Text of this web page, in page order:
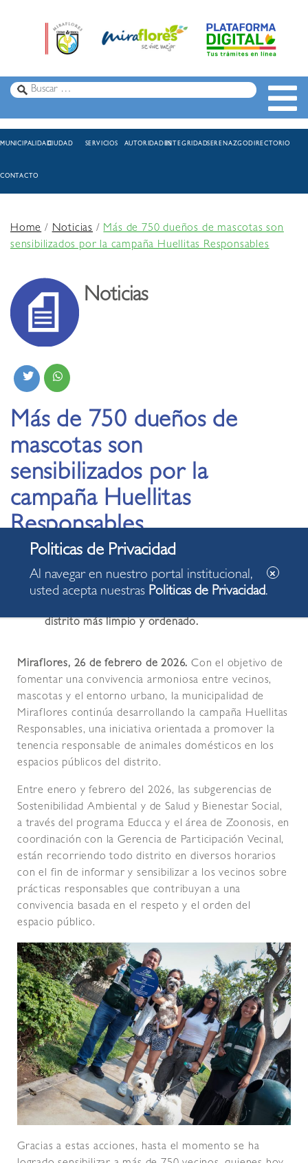
MUNICIPALIDADCIUDAD SERVICIOS AUTORIDADESINTEGRIDADSERENAZGODIRECTORIO
CONTACTO
Home/Noticias /Más de 750 dueños de mascotas son
sensibilizados por la campaña Huellitas Responsables
Noticias
Más de 750 dueños de
mascotas son
sensibilizados por la
campaña Huellitas
Responsables
26.02.2026
distrito más limpio y ordenado.
Miraflores, 26 de febrero de 2026. Con el objetivo de
fomentar una convivencia armoniosa entre vecinos,
mascotas y el entorno urbano, la municipalidad de
Miraflores continúa desarrollando la campaña Huellitas
Responsables, una iniciativa orientada a promover la
tenencia responsable de animales domésticos en los
espacios públicos del distrito.
Entre enero y febrero del 2026, las subgerencias de
Sostenibilidad Ambiental y de Salud y Bienestar Social,
a través del programa Educca y el área de Zoonosis, en
coordinación con la Gerencia de Participación Vecinal,
están recorriendo todo distrito en diversos horarios
con el fin de informar y sensibilizar a los vecinos sobre
prácticas responsables que contribuyan a una
convivencia basada en el respeto y el orden del
espacio público.
Gracias a estas acciones, hasta el momento se ha
Al navegar en nuestro portal institucional,
usted acepta nuestras Politicas de Privacidad.